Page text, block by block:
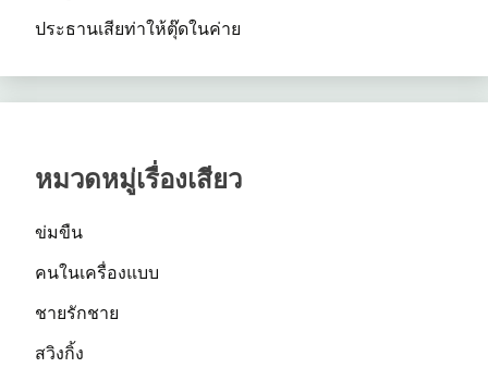
ประธานเสียท่าให้ตุ๊ดในค่าย
หมวดหมู่เรื่องเสียว
ข่มขืน
คนในเครื่องแบบ
ชายรักชาย
สวิงกิ้ง